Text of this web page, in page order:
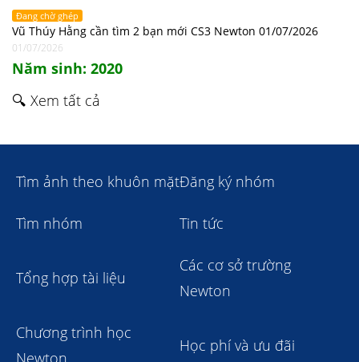
Đang chờ ghép
Vũ Thúy Hằng cần tìm 2 bạn mới CS3 Newton 01/07/2026
01/07/2026
Năm sinh: 2020
🔍 Xem tất cả
Tìm ảnh theo khuôn mặtĐăng ký nhóm
Tìm nhóm Tin tức
Tổng hợp tài liệu
Các cơ sở trường
Newton
Chương trình học
Newton
Học phí và ưu đãi